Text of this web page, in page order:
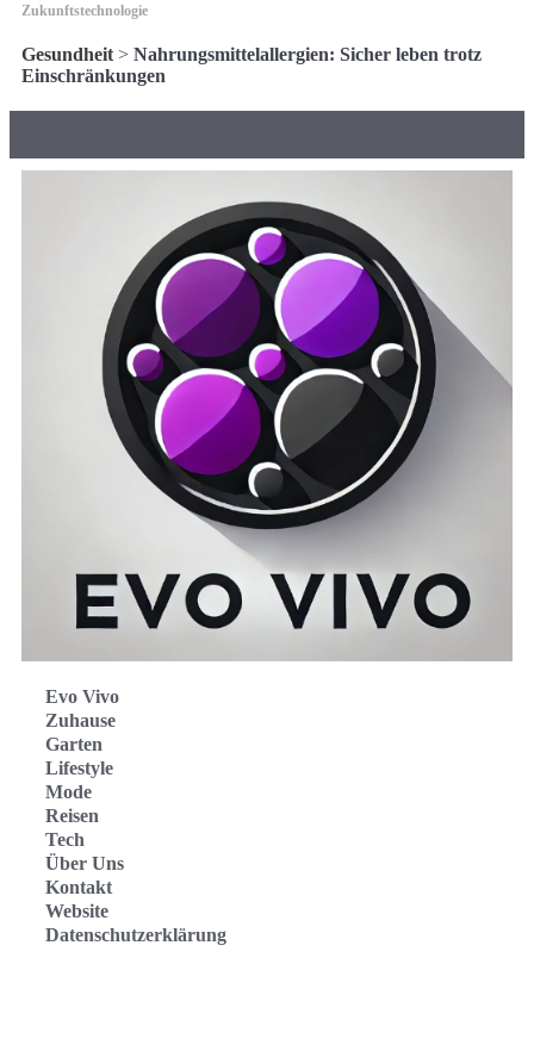
Zukunftstechnologie
Gesundheit> Nahrungsmittelallergien: Sicher leben trotz
Einschränkungen
Evo Vivo
Zuhause
Garten
Lifestyle
Mode
Reisen
Tech
Über Uns
Kontakt
Website
Datenschutzerklärung